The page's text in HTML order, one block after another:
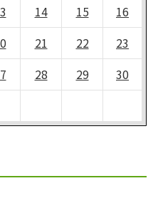
14 15
16
21 22
23
28 29
30